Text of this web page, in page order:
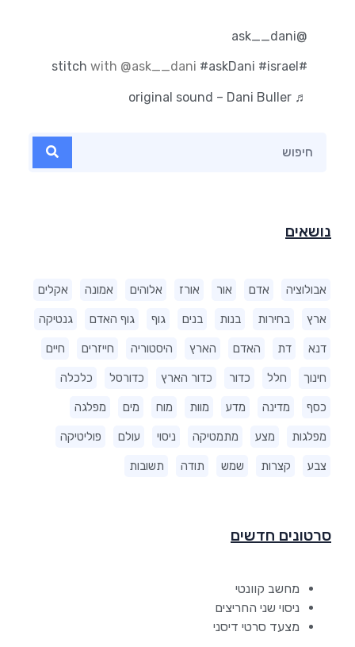
נושאים
אבולוציה אדם אור אורז אלוהים אמונה אקלים
ארץ בחירות בנות בנים גוף גוף האדם גנטיקה
דנא דת האדם הארץ היסטוריה חייזרים חיים
חינוך חלל כדור כדור הארץ כדורסל כלכלה
כסף מדינה מדע מוות מוח מים מפלגה
מפלגות מצע מתמטיקה ניסוי עולם פוליטיקה
צבע קצרות שמש תודה תשובות
סרטונים חדשים
מחשב קוונטי
ניסוי שני החריצים
מצעד סרטי דיסני
@ask__dani
#stitch
with @ask__dani #askDani #israel
♬ original sound – Dani Buller